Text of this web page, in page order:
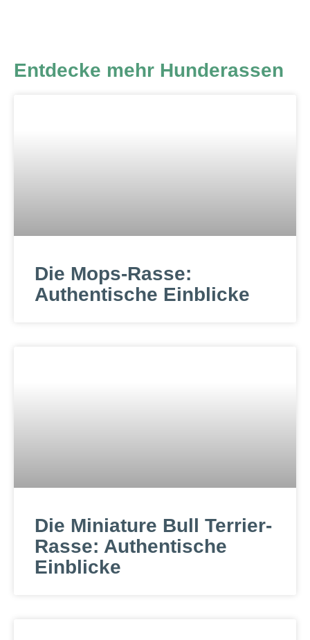
Entdecke mehr Hunderassen
Die Mops-Rasse:
Authentische Einblicke
Die Miniature Bull Terrier-
Rasse: Authentische
Einblicke